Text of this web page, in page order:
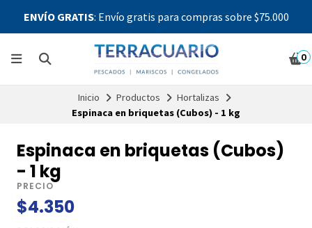
ENVÍO GRATIS: Envío gratis para compras sobre $75.000
0
Inicio Productos
Hortalizas
Espinaca en briquetas (Cubos) - 1 kg
Espinaca en briquetas (Cubos)
- 1 kg
PRECIO
$4.350